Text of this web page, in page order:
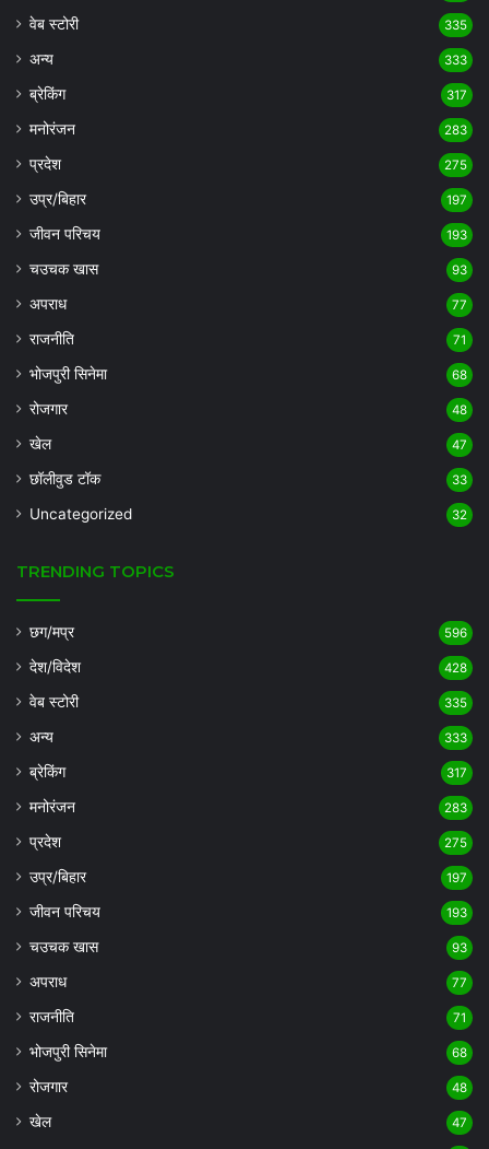
वेब स्टोरी 335
अन्य 333
ब्रेकिंग 317
मनोरंजन 283
प्रदेश 275
उप्र/बिहार 197
जीवन परिचय 193
चउचक खास 93
अपराध 77
राजनीति 71
भोजपुरी सिनेमा 68
रोजगार 48
खेल 47
छॉलीवुड टॉक 33
Uncategorized 32
TRENDING TOPICS
छग/मप्र 596
देश/विदेश 428
वेब स्टोरी 335
अन्य 333
ब्रेकिंग 317
मनोरंजन 283
प्रदेश 275
उप्र/बिहार 197
जीवन परिचय 193
चउचक खास 93
अपराध 77
राजनीति 71
भोजपुरी सिनेमा 68
रोजगार 48
खेल 47